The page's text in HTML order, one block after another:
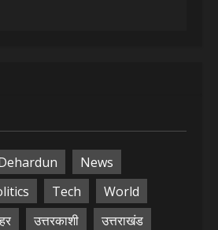
News
Tech
World
उत्तरकाशी
उत्तराखंड